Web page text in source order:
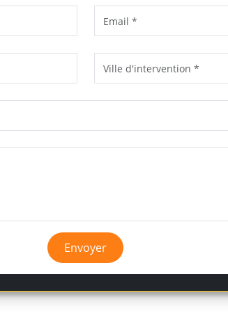
Envoyer